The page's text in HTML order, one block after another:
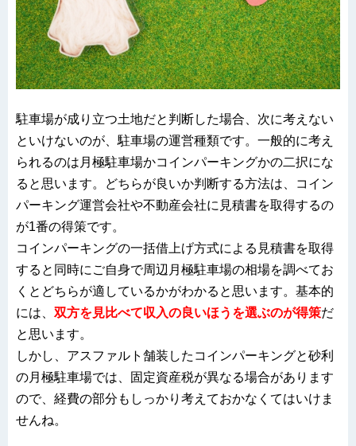
駐車場が成り立つ土地だと判断した場合、次に考えない
といけないのが、駐車場の運営種類です。一般的に考え
られるのは月極駐車場かコインパーキングかの二択にな
ると思います。どちらが良いか判断する方法は、コイン
パーキング運営会社や不動産会社に見積書を取得するの
が1番の得策です。
コインパーキングの一括借上げ方式による見積書を取得
すると同時にご自身で周辺月極駐車場の相場を調べてお
くとどちらが適しているかがわかると思います。基本的
には、 双方を見比べて収入の良いほうを選ぶのが得策だ
と思います。
しかし、アスファルト舗装したコインパーキングと砂利
の月極駐車場では、固定資産税が異なる場合があります
ので、経費の部分もしっかり考えておかなくてはいけま
せんね。